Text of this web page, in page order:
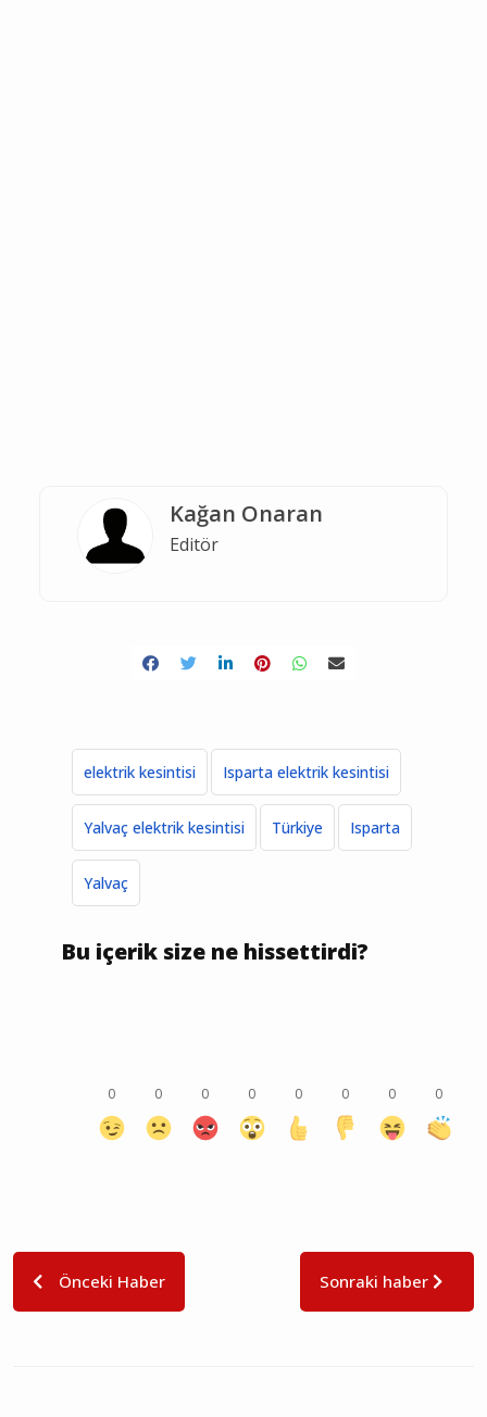
Kağan Onaran
Editör
elektrik kesintisi Isparta elektrik kesintisi
Yalvaç elektrik kesintisi Türkiye Isparta
Yalvaç
Bu içerik size ne hissettirdi?
0 0 0 0 0 0 0 0
Önceki Haber Sonraki haber